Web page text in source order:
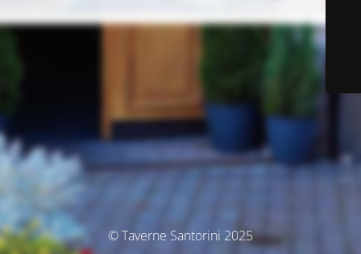
© Taverne Santorini 2025